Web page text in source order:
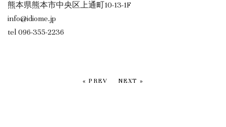
熊本県熊本市中央区上通町10-13-1F
info@idiome.jp
tel 096-355-2236
« PREV NEXT »